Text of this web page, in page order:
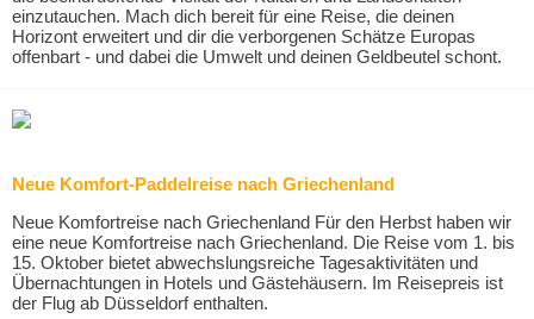
einzutauchen. Mach dich bereit für eine Reise, die deinen
Horizont erweitert und dir die verborgenen Schätze Europas
offenbart - und dabei die Umwelt und deinen Geldbeutel schont.
Neue Komfort-Paddelreise nach Griechenland
Neue Komfortreise nach Griechenland Für den Herbst haben wir
eine neue Komfortreise nach Griechenland. Die Reise vom 1. bis
15. Oktober bietet abwechslungsreiche Tagesaktivitäten und
Übernachtungen in Hotels und Gästehäusern. Im Reisepreis ist
der Flug ab Düsseldorf enthalten.